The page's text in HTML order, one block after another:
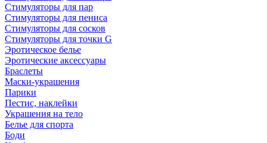
Стимуляторы для пар
Стимуляторы для пениса
Стимуляторы для сосков
Стимуляторы для точки G
Эротическое белье
Эротические аксессуары
Браслеты
Маски-украшения
Парики
Пестис, наклейки
Украшения на тело
Белье для спорта
Боди